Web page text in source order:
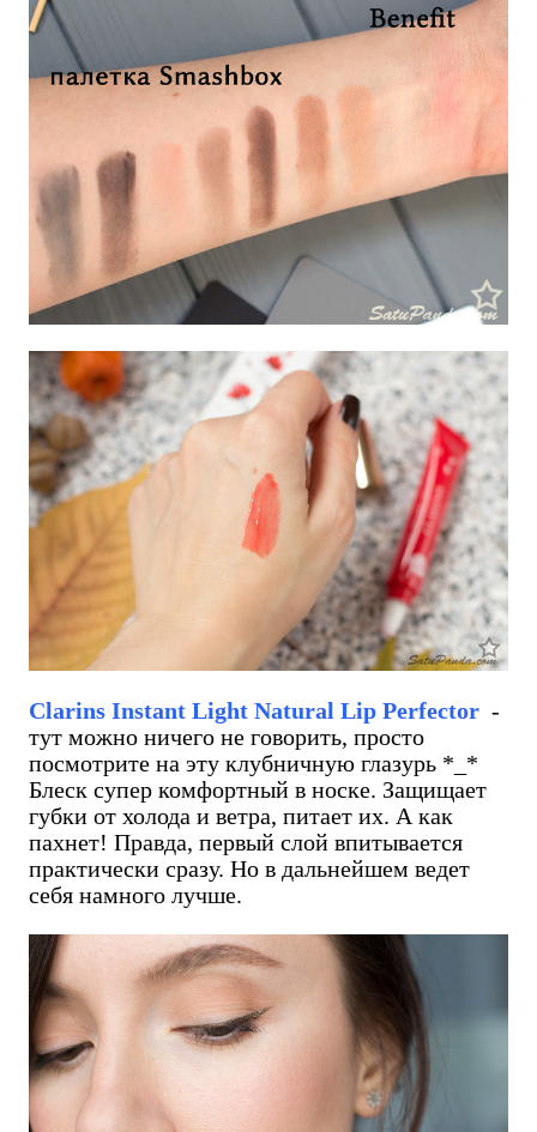
Сlarins Instant Light Natural Lip Perfector -
тут можно ничего не говорить, просто
посмотрите на эту клубничную глазурь *_*
Блеск супер комфортный в носке. Защищает
губки от холода и ветра, питает их. А как
пахнет! Правда, первый слой впитывается
практически сразу. Но в дальнейшем ведет
себя намного лучше.